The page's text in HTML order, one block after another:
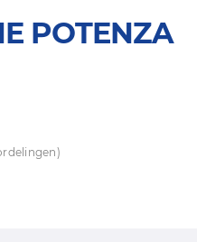
POTENZA